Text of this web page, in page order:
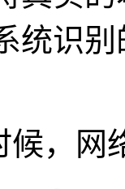
统识
候，网